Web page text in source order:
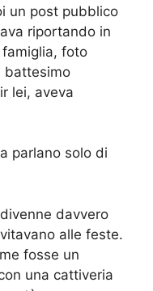
un post pubblico
riportando in
foto
battesimo
lei, aveva
parlano solo di
davvero
alle feste.
fosse un
una cattiveria